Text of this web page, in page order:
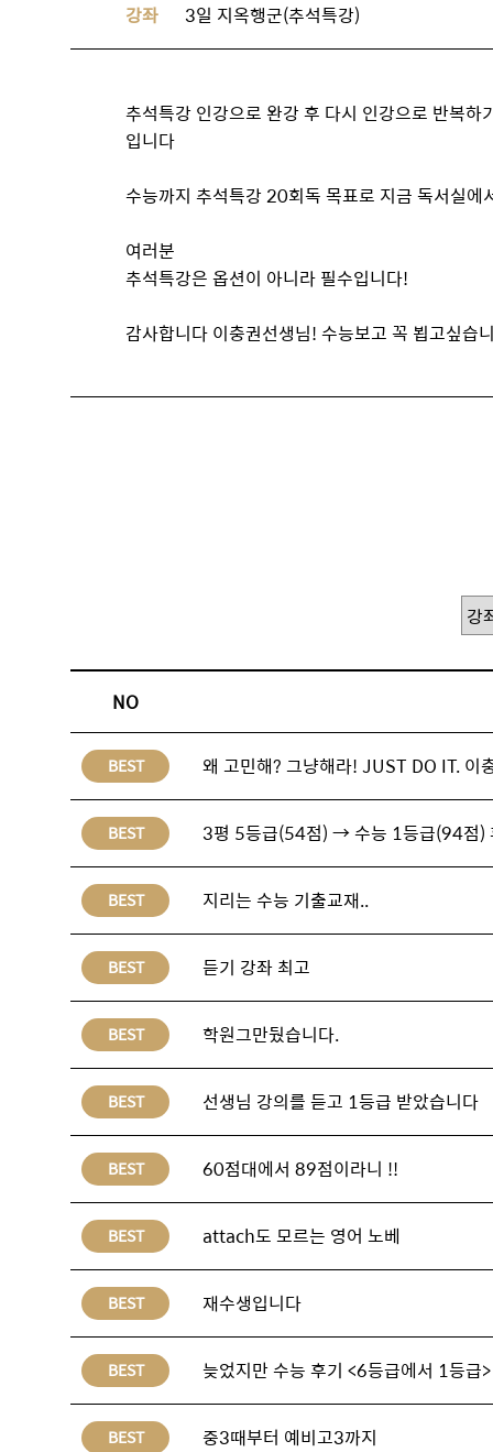
강좌 3일 지옥행군(추석특강)
추석특강 인강으로 완강 후 다시 인강으로 반복
입니다
수능까지 추석특강 20회독 목표로 지금 독서실
여러분
추석특강은 옵션이 아니라 필수입니다!
감사합니다 이충권선생님! 수능보고 꼭 뵙고싶습
NO
BEST 왜 고민해? 그냥해라! JUST DO IT. 이
BEST 3평 5등급(54점) → 수능 1등급(94점)
BEST 지리는 수능 기출교재..
BEST 듣기 강좌 최고
BEST 학원그만뒀습니다.
BEST 선생님 강의를 듣고 1등급 받았습니다
BEST 60점대에서 89점이라니 !!
BEST attach도 모르는 영어 노베
BEST 재수생입니다
BEST 늦었지만 수능 후기 <6등급에서 1등급>
BEST 중3때부터 예비고3까지